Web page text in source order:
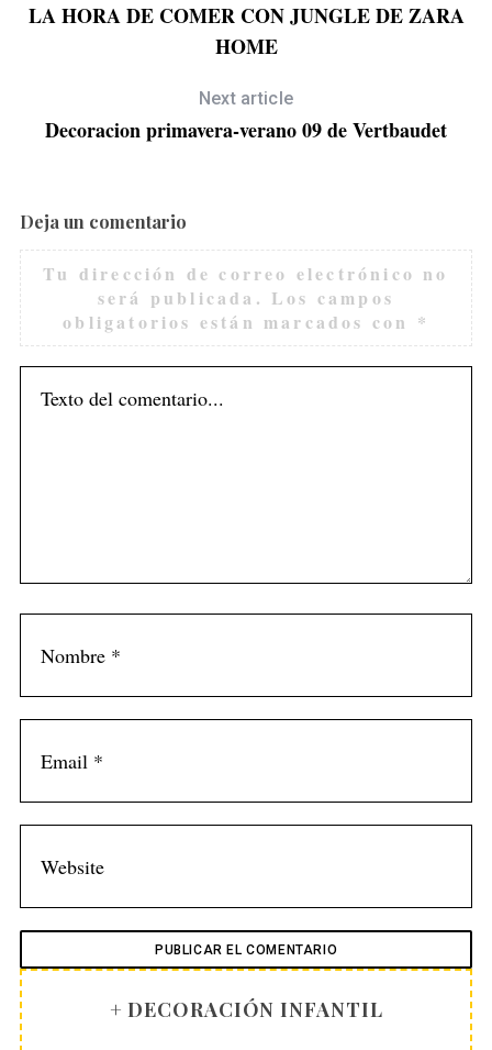
LA HORA DE COMER CON JUNGLE DE ZARA
HOME
Next article
Decoracion primavera-verano 09 de Vertbaudet
Deja un comentario
Tu dirección de correo electrónico no
será publicada. Los campos
obligatorios están marcados con *
+ DECORACIÓN INFANTIL
f